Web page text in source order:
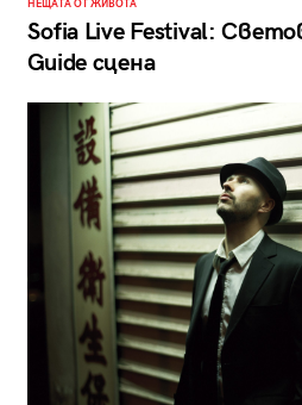
НЕЩАТА ОТ ЖИВОТА
Sofia Live Festival:
Guide сцена